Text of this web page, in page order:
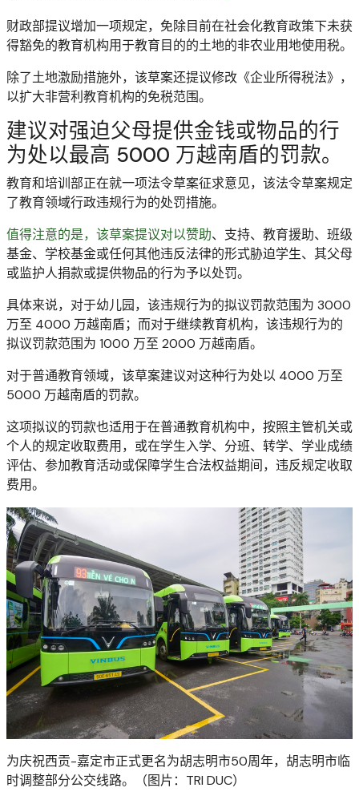
财政部提议增加一项规定，免除目前在社会化教育政策下未获
得豁免的教育机构用于教育目的的土地的非农业用地使用税。
除了土地激励措施外，该草案还提议修改《企业所得税法》，
以扩大非营利教育机构的免税范围。
建议对强迫父母提供金钱或物品的行
为处以最高 5000 万越南盾的罚款。
教育和培训部正在就一项法令草案征求意见，该法令草案规定
了教育领域行政违规行为的处罚措施。
值得注意的是，该草案提议对以赞助、支持、教育援助、班级
基金、学校基金或任何其他违反法律的形式胁迫学生、其父母
或监护人捐款或提供物品的行为予以处罚。
具体来说，对于幼儿园，该违规行为的拟议罚款范围为 3000
万至 4000 万越南盾；而对于继续教育机构，该违规行为的
拟议罚款范围为 1000 万至 2000 万越南盾。
对于普通教育领域，该草案建议对这种行为处以 4000 万至
5000 万越南盾的罚款。
这项拟议的罚款也适用于在普通教育机构中，按照主管机关或
个人的规定收取费用，或在学生入学、分班、转学、学业成绩
评估、参加教育活动或保障学生合法权益期间，违反规定收取
费用。
为庆祝西贡-嘉定市正式更名为胡志明市50周年，胡志明市临
时调整部分公交线路。（图片：TRI DUC）